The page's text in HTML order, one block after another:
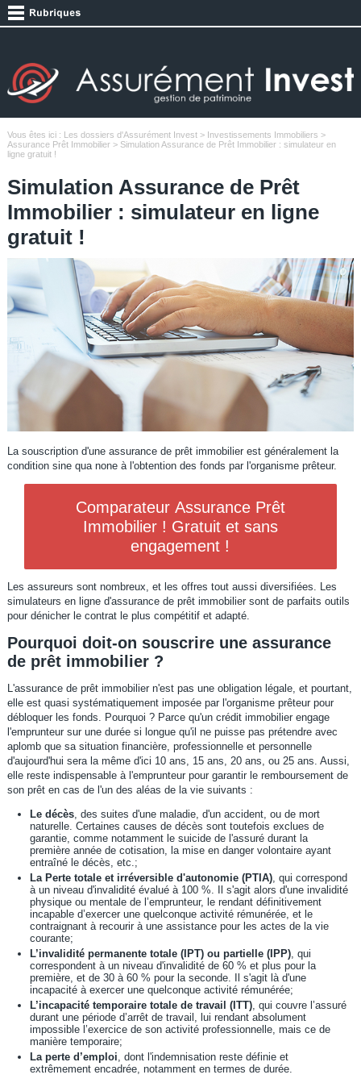
Vous êtes ici : Les dossiers d'Assurément Invest> Investissements Immobiliers >
Assurance Prêt Immobilier> Simulation Assurance de Prêt Immobilier : simulateur en
ligne gratuit !
Simulation Assurance de Prêt
Immobilier : simulateur en ligne
gratuit !
La souscription d'une assurance de prêt immobilier est généralement la
condition sine qua none à l'obtention des fonds par l'organisme prêteur.
Comparateur Assurance Prêt
Immobilier ! Gratuit et sans
engagement !
Les assureurs sont nombreux, et les offres tout aussi diversifiées. Les
simulateurs en ligne d'assurance de prêt immobilier sont de parfaits outils
pour dénicher le contrat le plus compétitif et adapté.
Pourquoi doit-on souscrire une assurance
de prêt immobilier ?
L'assurance de prêt immobilier n'est pas une obligation légale, et pourtant,
elle est quasi systématiquement imposée par l'organisme prêteur pour
débloquer les fonds. Pourquoi ? Parce qu'un crédit immobilier engage
l'emprunteur sur une durée si longue qu'il ne puisse pas prétendre avec
aplomb que sa situation financière, professionnelle et personnelle
d'aujourd'hui sera la même d'ici 10 ans, 15 ans, 20 ans, ou 25 ans. Aussi,
elle reste indispensable à l'emprunteur pour garantir le remboursement de
son prêt en cas de l'un des aléas de la vie suivants :
Le décès, des suites d'une maladie, d'un accident, ou de mort
naturelle. Certaines causes de décès sont toutefois exclues de
garantie, comme notamment le suicide de l'assuré durant la
première année de cotisation, la mise en danger volontaire ayant
entraîné le décès, etc.;
La Perte totale et irréversible d'autonomie (PTIA), qui correspond
à un niveau d'invalidité évalué à 100 %. Il s'agit alors d'une invalidité
physique ou mentale de l’emprunteur, le rendant définitivement
incapable d’exercer une quelconque activité rémunérée, et le
contraignant à recourir à une assistance pour les actes de la vie
courante;
L’invalidité permanente totale (IPT) ou partielle (IPP), qui
correspondent à un niveau d'invalidité de 60 % et plus pour la
première, et de 30 à 60 % pour la seconde. Il s'agit là d'une
incapacité à exercer une quelconque activité rémunérée;
L’incapacité temporaire totale de travail (ITT), qui couvre l’assuré
durant une période d’arrêt de travail, lui rendant absolument
impossible l’exercice de son activité professionnelle, mais ce de
manière temporaire;
La perte d’emploi, dont l'indemnisation reste définie et
extrêmement encadrée, notamment en termes de durée.